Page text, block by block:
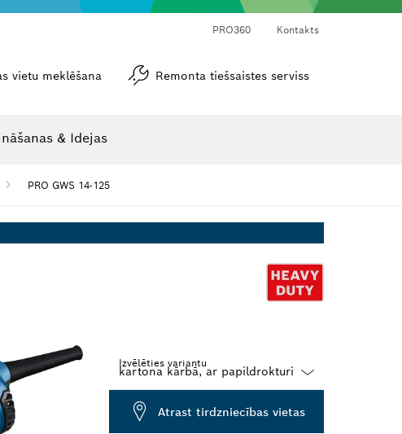
PRO360 Kontakts
vietu meklēšana Remonta tiešsaistes serviss
& Idejas
PRO GWS 14-125
Izvēlēties variantu
Dropdown
closed
Atrast tirdzniecības vietas